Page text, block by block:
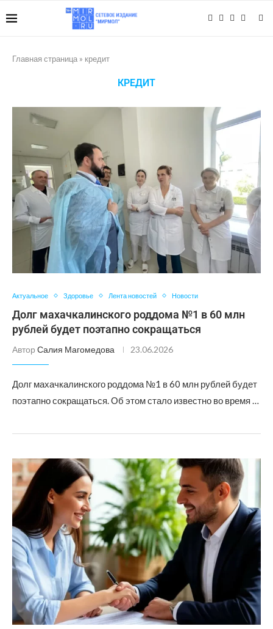
Главная страница » кредит
КРЕДИТ
Актуальное Здоровье Лента новостей Новости
Долг махачкалинского роддома №1 в 60 млн
рублей будет поэтапно сокращаться
Автор Салия Магомедова 23.06.2026
Долг махачкалинского роддома №1 в 60 млн рублей будет
поэтапно сокращаться. Об этом стало известно во время …